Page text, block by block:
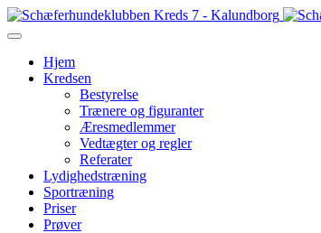
Hjem
Kredsen
Bestyrelse
Trænere og figuranter
Æresmedlemmer
Vedtægter og regler
Referater
Lydighedstræning
Sportræning
Priser
Prøver